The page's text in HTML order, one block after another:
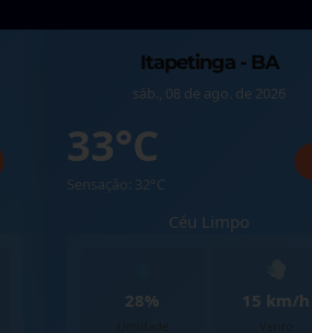
Itacaré - BA
sáb., 08 de ago. de 2026
27°C
Sensação: 28°C
Céu Pouco Nublado
17 km/h